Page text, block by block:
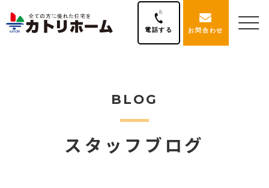
電話する お問合わせ
BLOG
スタッフブログ